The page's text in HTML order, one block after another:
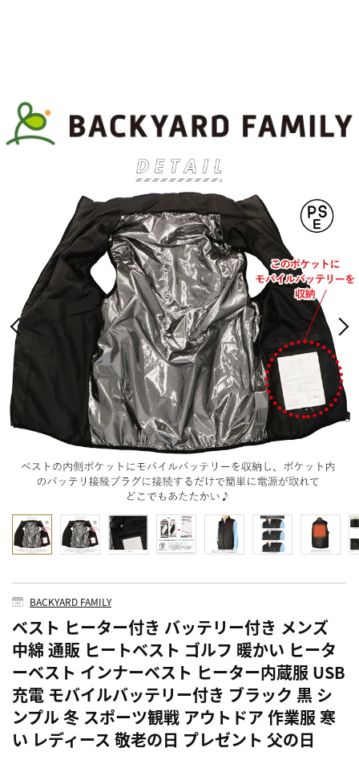
BACKYARD FAMILY
ベスト ヒーター付き バッテリー付き メンズ
中綿 通販 ヒートベスト ゴルフ 暖かい ヒータ
ーベスト インナーベスト ヒーター内蔵服 USB
充電 モバイルバッテリー付き ブラック 黒 シ
ンプル 冬 スポーツ観戦 アウトドア 作業服 寒
い レディース 敬老の日 プレゼント 父の日